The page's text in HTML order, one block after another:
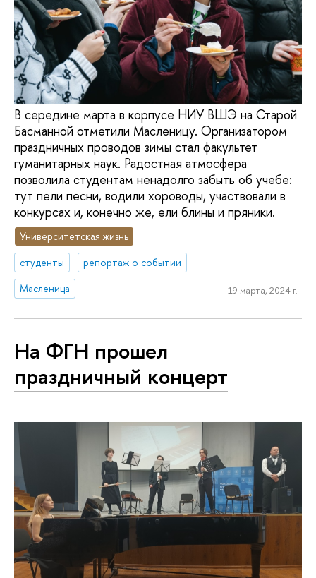
В середине марта в корпусе НИУ ВШЭ на Старой
Басманной отметили Масленицу. Организатором
праздничных проводов зимы стал факультет
гуманитарных наук. Радостная атмосфера
позволила студентам ненадолго забыть об учебе:
тут пели песни, водили хороводы, участвовали в
конкурсах и, конечно же, ели блины и пряники.
Университетская жизнь
студенты
репортаж о событии
Масленица
19 марта, 2024 г.
На ФГН прошел
праздничный концерт